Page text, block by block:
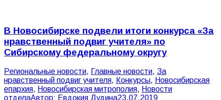
В Новосибирске подвели итоги конкурса «За
нравственный подвиг учителя» по
Сибирскому федеральному округу
Pегиональные новости, Главные новости, За
нравственный подвиг учителя, Конкурсы, Новосибирская
епархия, Новосибирская митрополия, Новости
отделаАвтор: Евдокия Дудина23.07.2019